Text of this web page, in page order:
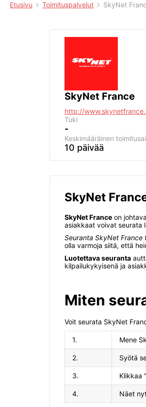
Etusivu Toimituspalvelut SkyNet
SkyNet France
http://
Tuki
-
Keskimääräinen
10 päivää
SkyNet
SkyNet France on
asiakkaat voivat seurata
Seuranta SkyNet France
olla varmoja siitä, että
Luotettava seuranta
kilpailukykyisenä ja
Miten
Voit seurata SkyNet
1. Mene
2. Syötä
3. Klikkaa
4. Näet